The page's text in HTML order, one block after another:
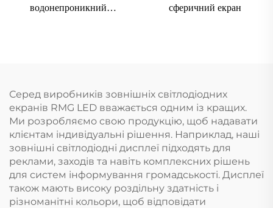
водонепроникний
сферичний екран
Серед виробників зовнішніх світлодіодних
екранів RMG LED вважається одним із кращих.
Ми розробляємо свою продукцію, щоб надавати
клієнтам індивідуальні рішення. Наприклад, наші
зовнішні світлодіодні дисплеї підходять для
реклами, заходів та навіть комплексних рішень
для систем інформування громадськості. Дисплеї
також мають високу роздільну здатність і
різноманітні кольори, щоб відповідати